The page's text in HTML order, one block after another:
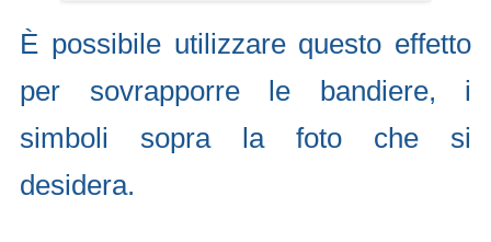
È possibile utilizzare questo effetto
per sovrapporre le bandiere, i
simboli sopra la foto che si
desidera.